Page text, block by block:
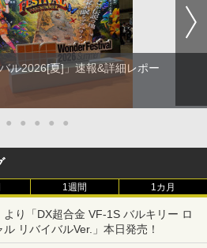
ル2026[夏]」速報&詳細レポー
● ● ● ● ●
1週間 1カ月
より「DX超合金 VF-1S バルキリー ロ
リバイバルVer.」本日発売！